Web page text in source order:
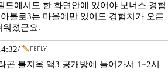
드에서도 한 화면안에 있어야 보너스 경험
블로3는 마을에만 있어도 경험치가 오른
워졌군요.
곤 불지옥 액3 공개방에 들어가서 1~2시